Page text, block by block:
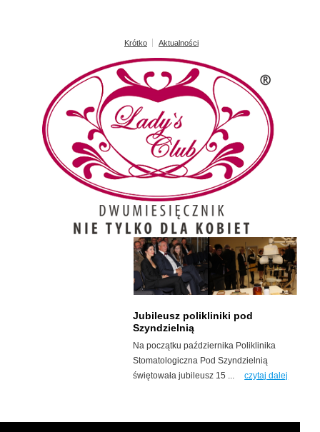
Krótko Aktualności
Jubileusz polikliniki pod
Szyndzielnią
Na początku października Poliklinika
Stomatologiczna Pod Szyndzielnią
świętowała jubileusz 15 ...
czytaj dalej